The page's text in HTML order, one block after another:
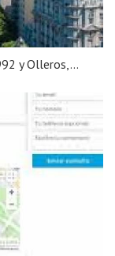
y Olleros,...